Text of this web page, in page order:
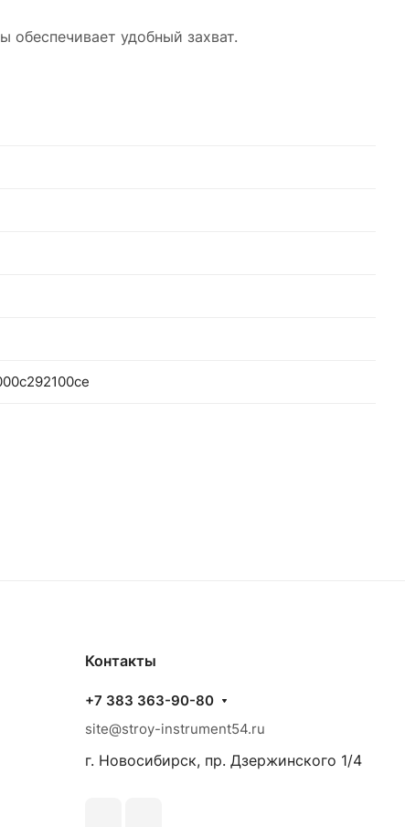
удобный захват.
Контакты
+7 383 363-90-80
site@stroy-instrument54.ru
г. Новосибирск, пр. Дзержинского 1/4